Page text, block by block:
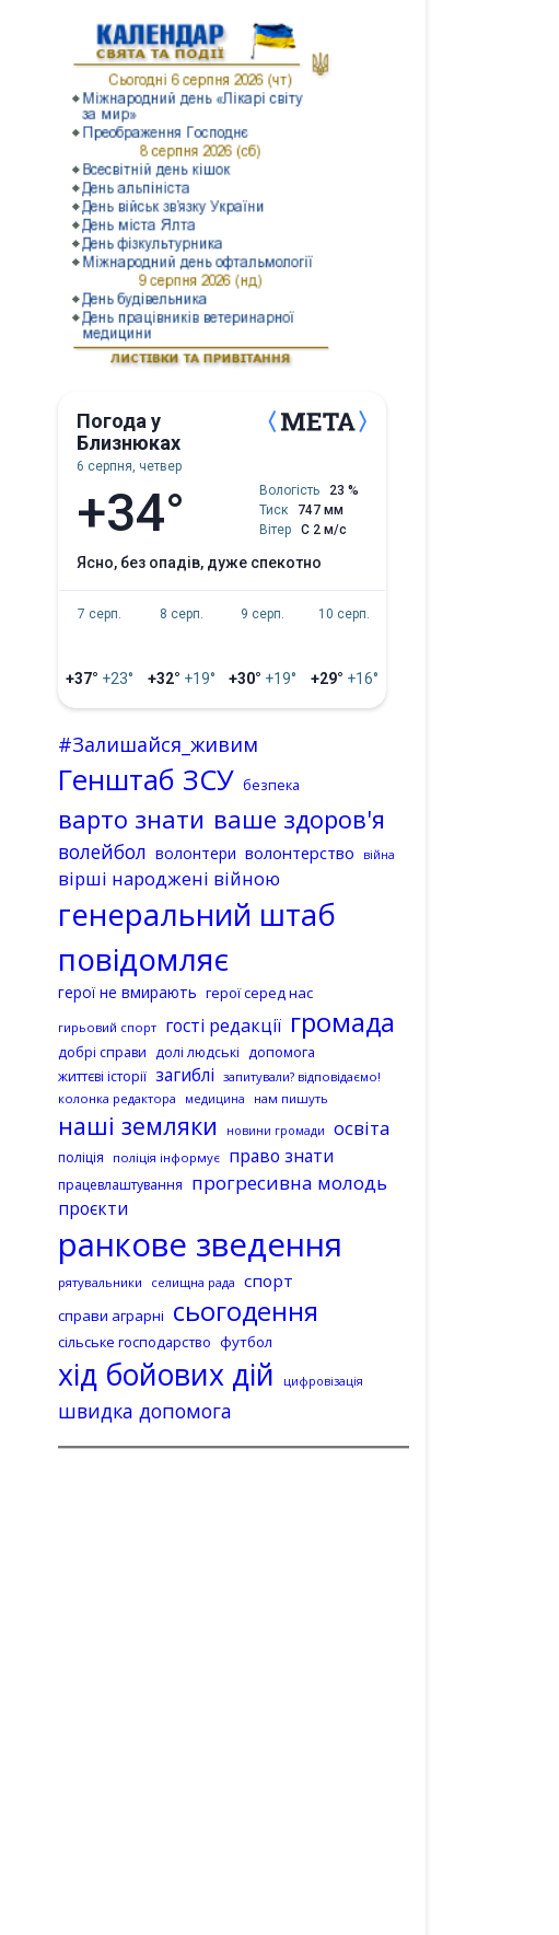
Погода у
Близнюках
6 серпня, четвер
+34° Вологість
23 %
Тиск
747 мм
Вітер
С 2 м/с
ясно, без опадів, дуже спекотно
7 серп.
+37° +23°
8 серп.
+32° +19°
9 серп.
+30° +19°
10 серп.
+29° +16°
#Залишайся_живим
Генштаб ЗСУ безпека
варто знати ваше здоров'я
волейбол волонтери волонтерство війна
вірші народжені війною
генеральний штаб
повідомляє
герої не вмирають герої серед нас
гирьовий спорт гості редакції громада
добрі справи долі людські допомога
життєві історії загиблі запитували? відповідаємо!
колонка редактора
медицина нам пишуть
наші земляки новини громади освіта
поліція поліція інформує право знати
працевлаштування прогресивна молодь
проєкти
ранкове зведення
рятувальники селищна рада спорт
справи аграрні сьогодення
сільське господарство футбол
хід бойових дій цифровізація
швидка допомога